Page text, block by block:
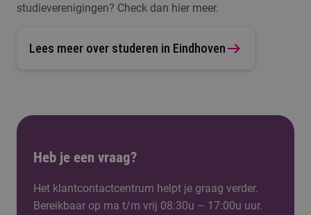
studieverenigingen? Check dan hier meer.
Lees meer over studeren in Eindhoven
Heb je een vraag?
Het klantcontactcentrum helpt je graag verder.
Bereikbaar op ma t/m vrij 08:30u – 17:00u uur.